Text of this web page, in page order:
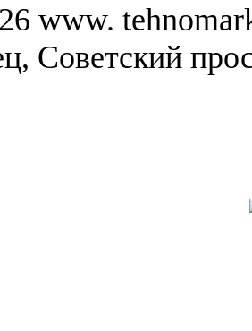
www.
Советский